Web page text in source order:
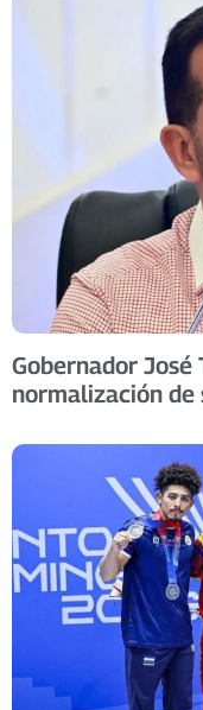
Gobernador
normalización de